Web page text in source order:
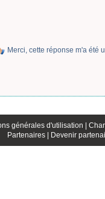
Merci, cette réponse m'a été
générales d'utilisation |
Partenaires |
Devenir